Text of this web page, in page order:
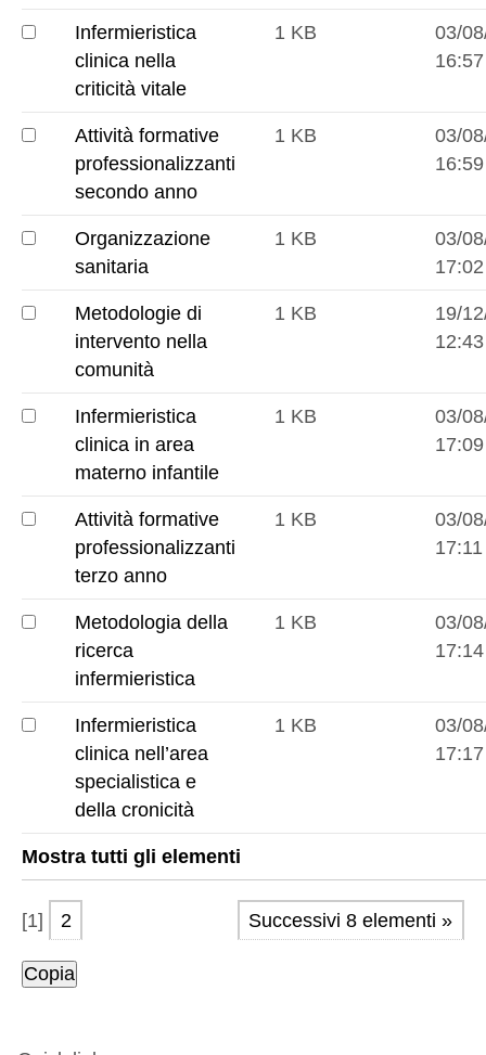
in
area
chirurgica
Infermieristica
clinica
nella
criticità
Infermieristica
clinica nella
criticità vitale
1 KB
03/
16:57
Attività
formative
professionalizzanti
secondo
Attività formative
professionalizzanti
secondo anno
1 KB
03/
16:59
Organizzazione
sanitaria
Organizzazione
sanitaria
1 KB
03/
17:02
Metodologie
intervento
nella
comunità
Metodologie di
intervento nella
comunità
1 KB
19/
12:43
Infermieristica
clinica
in
area
materno
infantile
Infermieristica
clinica in area
materno infantile
1 KB
03/
17:09
Attività
formative
professionalizzanti
terzo
Attività formative
professionalizzanti
terzo anno
1 KB
03/
17:11
Metodologia
ricerca
infermieristica
Metodologia della
ricerca
infermieristica
1 KB
03/
17:14
Infermieristica
clinica
nell’area
specialistica
e
cronicità
Infermieristica
clinica nell’area
specialistica e
della cronicità
1 KB
03/
17:17
Mostra tutti gli elementi
Successivi 8 elementi »
[1] 2